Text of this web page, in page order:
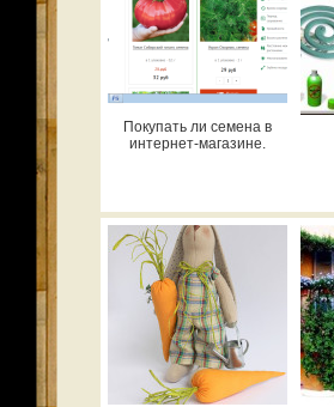
Покупать ли семена в
интернет-магазине.